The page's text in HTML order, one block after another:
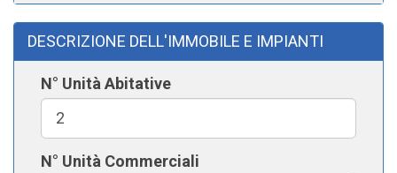
DESCRIZIONE DELL'IMMOBILE E IMPIANTI
N° Unità Abitative
N° Unità Commerciali